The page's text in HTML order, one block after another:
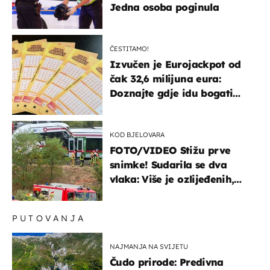
Jedna osoba poginula
ČESTITAMO!
Izvučen je Eurojackpot od
čak 32,6 milijuna eura:
Doznajte gdje idu bogati
KOD BJELOVARA
FOTO/VIDEO Stižu prve
snimke! Sudarila se dva
vlaka: Više je ozlijeđenih,
PUTOVANJA
NAJMANJA NA SVIJETU
Čudo prirode: Predivna